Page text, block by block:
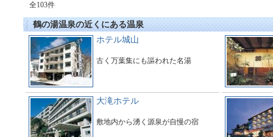
全103件
鶴の湯温泉の近くにある温泉
ホテル城山
古く万葉集にも謳われた名湯
大滝ホテル
敷地内から湧く源泉が自慢の宿